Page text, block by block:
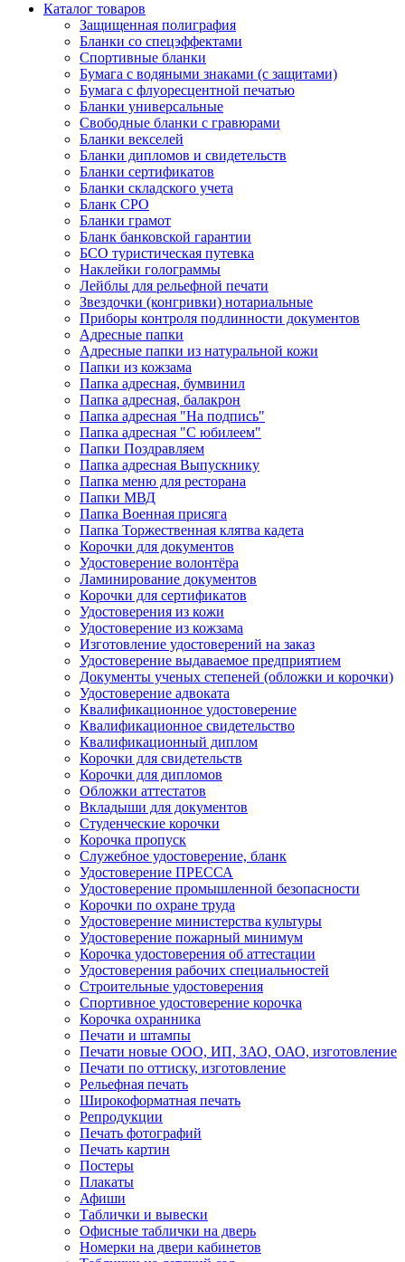
Каталог товаров
Защищенная полиграфия
Бланки со спецэффектами
Спортивные бланки
Бумага с водяными знаками (с защитами)
Бумага с флуоресцентной печатью
Бланки универсальные
Свободные бланки с гравюрами
Бланки векселей
Бланки дипломов и свидетельств
Бланки сертификатов
Бланки складского учета
Бланк СРО
Бланки грамот
Бланк банковской гарантии
БСО туристическая путевка
Наклейки голограммы
Лейблы для рельефной печати
Звездочки (конгривки) нотариальные
Приборы контроля подлинности документов
Адресные папки
Адресные папки из натуральной кожи
Папки из кожзама
Папка адресная, бумвинил
Папка адресная, балакрон
Папка адресная "На подпись"
Папка адресная "C юбилеем"
Папки Поздравляем
Папка адресная Выпускнику
Папка меню для ресторана
Папки МВД
Папка Военная присяга
Папка Торжественная клятва кадета
Корочки для документов
Удостоверение волонтёра
Ламинирование документов
Корочки для сертификатов
Удостоверения из кожи
Удостоверение из кожзама
Изготовление удостоверений на заказ
Удостоверение выдаваемое предприятием
Документы ученых степеней (обложки и корочки)
Удостоверение адвоката
Квалификационное удостоверение
Квалификационное свидетельство
Квалификационный диплом
Корочки для свидетельств
Корочки для дипломов
Обложки аттестатов
Вкладыши для документов
Студенческие корочки
Корочка пропуск
Служебное удостоверение, бланк
Удостоверение ПРЕССА
Удостоверение промышленной безопасности
Корочки по охране труда
Удостоверение министерства культуры
Удостоверение пожарный минимум
Корочка удостоверения об аттестации
Удостоверения рабочих специальностей
Строительные удостоверения
Спортивное удостоверение корочка
Корочка охранника
Печати и штампы
Печати новые ООО, ИП, ЗАО, ОАО, изготовление
Печати по оттиску, изготовление
Рельефная печать
Широкоформатная печать
Репродукции
Печать фотографий
Печать картин
Постеры
Плакаты
Афиши
Таблички и вывески
Офисные таблички на дверь
Номерки на двери кабинетов